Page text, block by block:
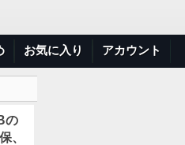
お気に入り アカウント
の
、